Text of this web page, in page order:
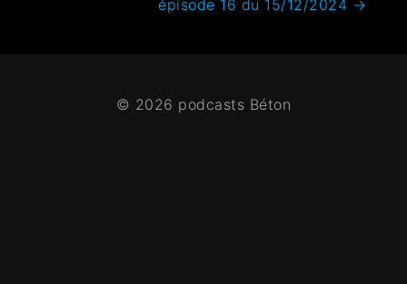
épisode 16 du 15/12/2024 →
© 2026 podcasts Béton